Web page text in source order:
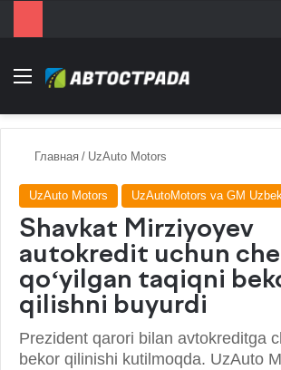
Menu
Главная / UzAuto Motors
UzAuto Motors UzAutoMotors va GM
Shavkat Mirziyoyev
autokredit uchun
qo‘yilgan taqiqni
qilishni buyurdi
Prezident qarori bilan avtokreditga
bekor qilinishi kutilmoqda. UzAuto